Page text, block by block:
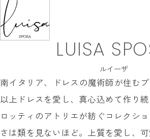
LUISA
ルイーザ
南イタリア、ドレスの魔術師が住む
以上ドレスを愛し、真心込めて作り
ロッティのアトリエが紡ぐコレクシ
さは類を見ないほど。上質を愛し、